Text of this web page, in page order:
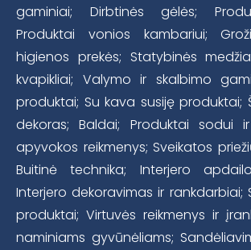
gaminiai; Dirbtinės gėlės;
Produktai vonios kambariui;
higienos prekės; Statybinės
kvapikliai; Valymo ir skalbimo
produktai; Su kava susiję produktai;
dekoras; Baldai; Produktai sodui
apyvokos reikmenys; Sveikatos
Buitinė technika; Interjero
Interjero dekoravimas ir rankdarbiai;
produktai; Virtuvės reikmenys ir
naminiams gyvūnėliams;